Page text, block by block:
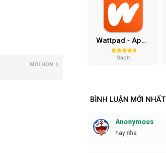
MỚI HƠN
Wattpad - App đọc sách (Xóa Quảng Cáo) 10.68.0
Sách
BÌNH LUẬN MỚI NHẤT
Anonymous
hay nha